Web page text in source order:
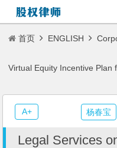
首页 ENGLISH
Virtual Equity Incentive
Company
Legal Services
杨春宝
A+